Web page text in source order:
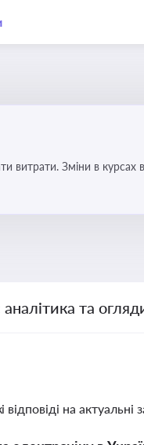
витрати. Зміни в
та
на актуальні